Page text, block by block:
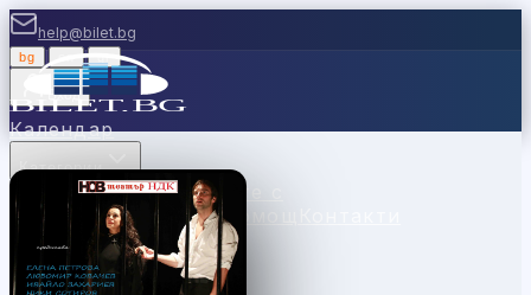
help@bilet.bg
bg |
Вход
Календар
Категории
Места КасиПродавайте с
нас
Ваучери НовиниПомощ